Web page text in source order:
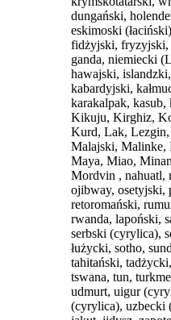
dungański,
eskimoski
fidżyjski, fryzyjski,
ganda, niemiecki
hawajski,
kabardyjski,
karakalpak, kasub,
Kikuju, Kirghiz,
Kurd, Lak, Lezgin,
Malajski, Malinke,
Maya, Miao,
Mordvin , nahuatl,
ojibway, osetyjski,
retoromański,
rwanda, lapoński,
serbski (cyrylica),
łużycki, sotho,
tahitański,
tswana, tun,
udmurt, uigur
(cyrylica), uzbecki